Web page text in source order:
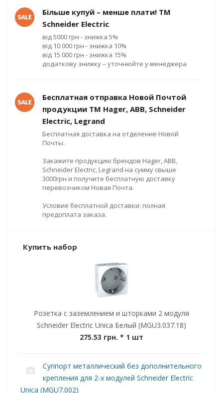
Більше купуй – менше плати! ТМ
Schneider Electric
від 5000 грн - знижка 5%
від 10 000 грн - знижка 10%
від 15 000 грн - знижка 15%
додаткову знижку – уточнюйте у менеджера
Бесплатная отправка Новой Почтой
продукции ТМ Hager, ABB, Schneider
Electric, Legrand
Бесплатная доставка на отделение Новой
Почты.
Закажите продукцию брендов Hager, ABB,
Schneider Electric, Legrand на сумму свыше
3000грн и получите бесплатную доставку
перевозчиком Новая Почта.
Условие бесплатной доставки: полная
предоплата заказа.
Купить набор
Розетка с заземлением и шторками 2 модуля
Schneider Electric Unica Белый (MGU3.037.18)
275.53 грн. * 1 шт
Суппорт металлический без дополнительного
крепления для 2-х модулей Schneider Electric
Unica (MGU7.002)